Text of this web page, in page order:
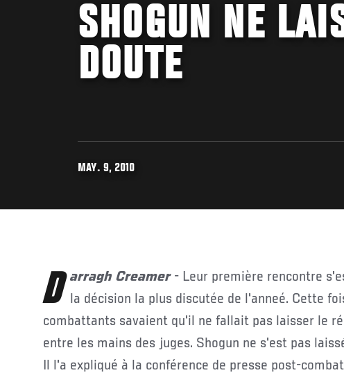
SHOGUN NE
DOUTE
MAY. 9, 2010
Darragh Creamer- Leur première rencontre
la décision la plus discutée de l'anneé. Cette
combattants savaient qu'il ne fallait pas laisser le
entre les mains des juges. Shogun ne s'est pas
Il l'a expliqué à la conférence de presse post-